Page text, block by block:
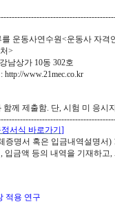
운동사연수원<운동사 자격
>
강남상가 10동 302호
: http://www.21mec.co.kr
함께 제출함. 단, 시험 미 응시
정서식 바로가기 ]
증명서 혹은 입금내역설명서)
, 입금액 등의 내역을 기재하고,
적용 연구